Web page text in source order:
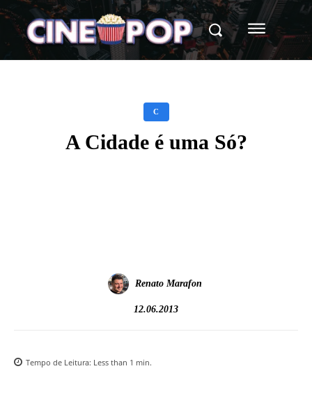
C
A Cidade é uma Só?
Renato Marafon
12.06.2013
Tempo de Leitura: Less than 1 min.